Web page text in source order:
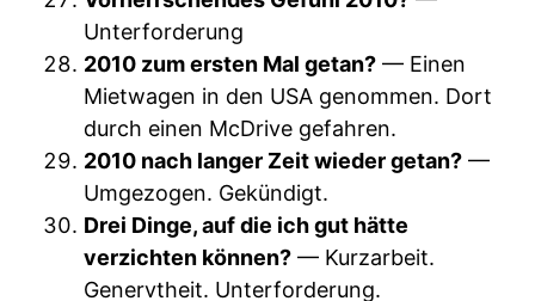
Unterforderung
2010 zum ersten Mal getan? — Einen
Mietwagen in den USA genommen. Dort
durch einen McDrive gefahren.
2010 nach langer Zeit wieder getan? —
Umgezogen. Gekündigt.
Drei Dinge, auf die ich gut hätte
verzichten können? — Kurzarbeit.
Genervtheit. Unterforderung.